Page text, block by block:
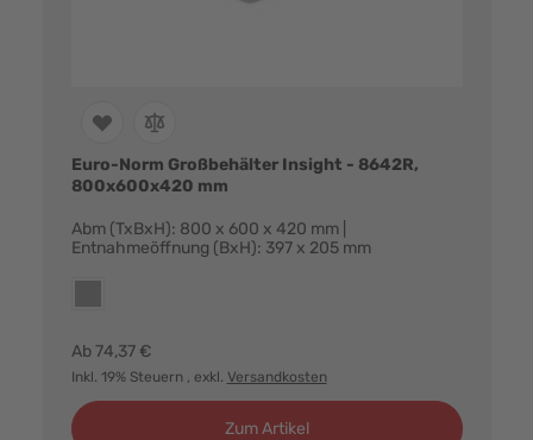
Euro-Norm Großbehälter Insight - 8642R,
800x600x420 mm
Abm (TxBxH): 800 x 600 x 420 mm |
Entnahmeöffnung (BxH): 397 x 205 mm
Ab 74,37 €
Inkl. 19% Steuern , exkl. Versandkosten
Zum Artikel